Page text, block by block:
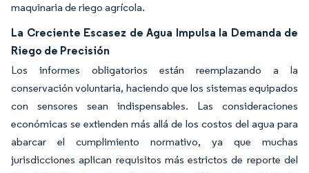
maquinaria de riego agrícola.
La Creciente Escasez de Agua Impulsa la Demanda de
Riego de Precisión
Los informes obligatorios están reemplazando a la
conservación voluntaria, haciendo que los sistemas equipados
con sensores sean indispensables. Las consideraciones
económicas se extienden más allá de los costos del agua para
abarcar el cumplimiento normativo, ya que muchas
jurisdicciones aplican requisitos más estrictos de reporte del